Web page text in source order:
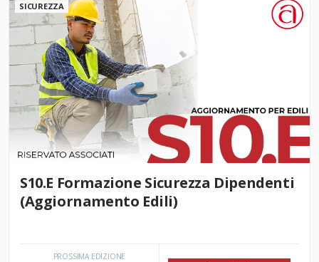
SICUREZZA
S10.E Formazione Sicurezza Dipendenti
(Aggiornamento Edili)
PROSSIMA EDIZIONE